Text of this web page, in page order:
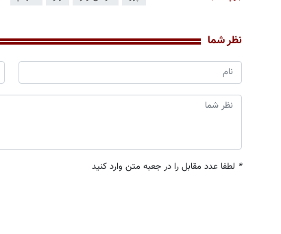
نظر شما
* لطفا عدد مقابل را در جعبه متن وارد کنید